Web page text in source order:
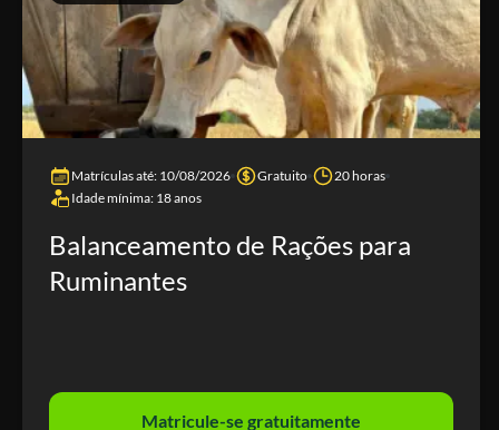
Matrículas até: 10/08/2026 Gratuito
20 horas
Idade mínima: 18 anos
Balanceamento de Rações para
Ruminantes
Matricule-se gratuitamente